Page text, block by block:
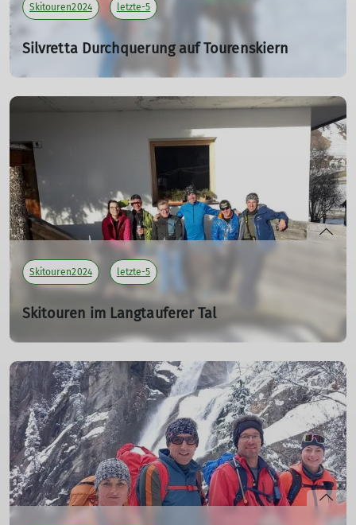
Skitouren2024 letzte-5
Silvretta Durchquerung auf Tourenskiern
vom 13. bis 17.03.2024
Tourenleiter: Able Ludwig
Skitouren2024 letzte-5
Skitouren im Langtauferer Tal
vom 21. bis 24.03.2024
Tourenleiter: Haslbeck Ludwig
Teilnehmer: 6
mehr erfahren